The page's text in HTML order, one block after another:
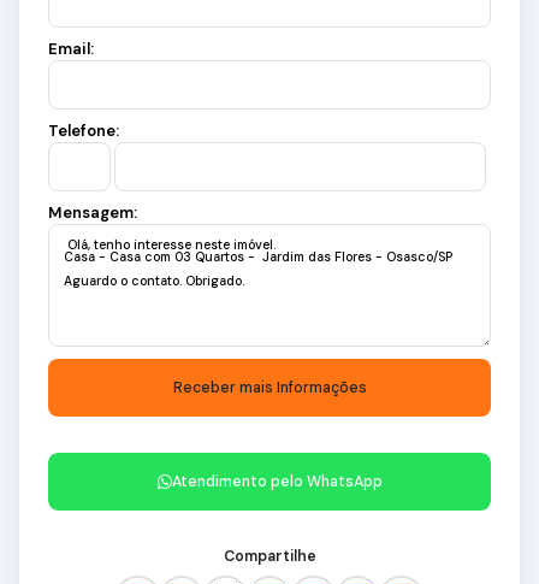
Email:
Telefone:
Mensagem:
Atendimento pelo WhatsApp
Compartilhe